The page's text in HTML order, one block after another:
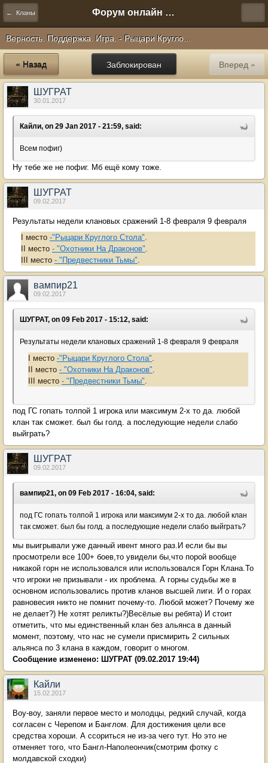
← Кланы Форум онлайн игры "Новая Эра" (Нюра Биз)
Верность. Поддержка. Игра. - Рыцари Кругло...
Заблокирован
« Назад Вперед »
ШУГРАТ
30.01.2017
Кайли, on 29 Jan 2017 - 21:59, said:
Всем пофиг)
Ну тебе же не пофиг. Мб ещё кому тоже.
ШУГРАТ
09.02.2017
Результаты недели клановых сражений 1-8 февраля 9 февраля
I место -"Рыцари Круглого Стола".
II место - "Охотники На Драконов".
III место - "Предвестники Тьмы".
вампир21
09.02.2017
ШУГРАТ, on 09 Feb 2017 - 15:12, said:
Результаты недели клановых сражений 1-8 февраля 9 февраля
I место -"Рыцари Круглого Стола".
II место - "Охотники На Драконов".
III место - "Предвестники Тьмы".
под ГС гопать толпой 1 игрока или максимум 2-х то да. любой
клан так сможет. был бы голд. а последующие недели слабо
выйграть?
ШУГРАТ
09.02.2017
вампир21, on 09 Feb 2017 - 16:04, said:
под ГС гопать толпой 1 игрока или максимум 2-х то да. любой клан
так сможет. был бы голд. а последующие недели слабо выйграть?
мы выигрывали уже данный ивент много раз.И если бы вы
просмотрели все 100+ боев,то увидели бы,что порой вообще
никакой горн не использовался или использовался Горн Клана.То
что игроки не призывали - их проблема. А горны судьбы же в
основном использовались против кланов высшей лиги. И о горах
равновесия никто не помнит почему-то. Любой может? Почему же
не делает?) Не хотят реликты?)Весёлые вы ребята) И стоит
отметить, что мы единственный клан без альянса в данный
момент, поэтому, что нас не сумели присмирить 2 сильных
альянса по 3 клана в каждом, говорит о многом.
Сообщение изменено: ШУГРАТ (09.02.2017 19:44)
Кайли
15.02.2017
Воу-воу, заняли первое место и молодцы, редкий случай, когда
согласен с Черепом и Банглом. Для достижения цели все
средства хороши. А ссориться не из-за чего тут. Но это не
отменяет того, что Бангл-Наполеончик(смотрим фотку с
молдавской сходки)